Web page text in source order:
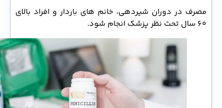
مصرف در دوران شیردهی، خانم های باردار و افراد بالای